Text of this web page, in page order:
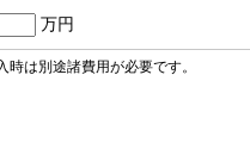
万円
は別途諸費用が必要です。